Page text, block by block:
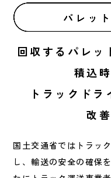
回収するパレッ
積込
トラックド
改
国土交通省ではトラッ
し、輸送の安全の確保